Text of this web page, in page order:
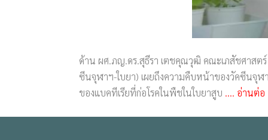
ด้าน ผศ.ภญ.ดร.สุธีรา เตชคุณวุฒิ คณะเภสัชศาสต
ซีนจุฬาฯ-ใบยา) เผยถึงความคืบหน้าของวัคซีนจุฬ
ของแบคทีเรียที่ก่อโรคในพืชในใบยาสูบ .... อ่านต่อ